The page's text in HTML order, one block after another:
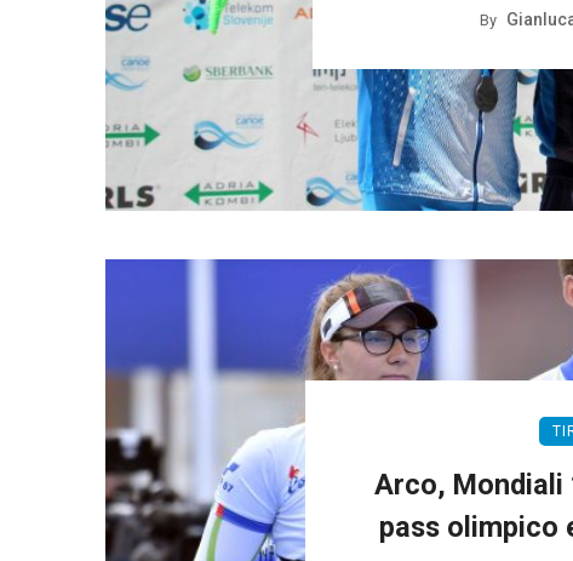
By
Arco, Mondiali
pass olimpico